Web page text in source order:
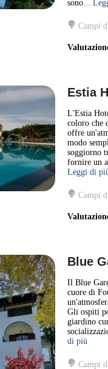
sono...
Campi
Estia
L'Estia
coloro che
offre
modo
soggiorno
fornire un
Leggi di
Campi
Blue
Il Blue
cuore di
Gli ospiti
giardino
di più
Campi